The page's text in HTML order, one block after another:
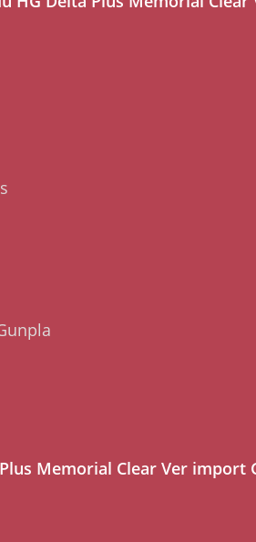
Memorial Clear Ver import